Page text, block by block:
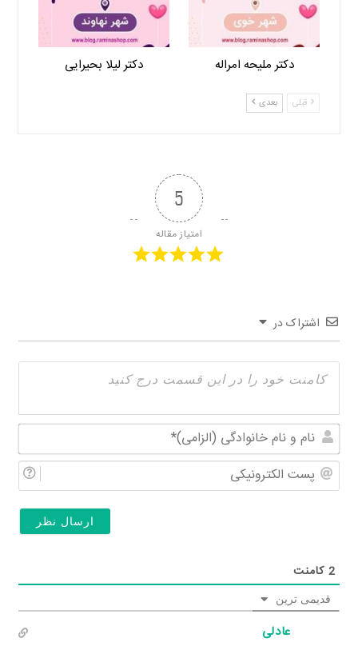
دکتر ملیحه امراله دکتر لیلا بحیرایی
قبلی بعدی
5
امتیاز مقاله
اشتراک در
و
2 کامنت
قدیمی ترین
عادلی